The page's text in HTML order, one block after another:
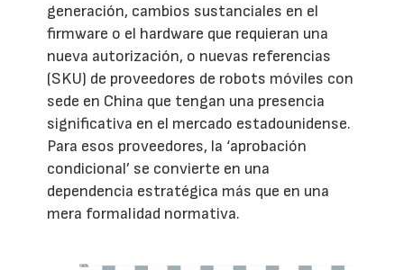
generación, cambios sustanciales en el
firmware o el hardware que requieran una
nueva autorización, o nuevas referencias
(SKU) de proveedores de robots móviles con
sede en China que tengan una presencia
significativa en el mercado estadounidense.
Para esos proveedores, la ‘aprobación
condicional’ se convierte en una
dependencia estratégica más que en una
mera formalidad normativa.